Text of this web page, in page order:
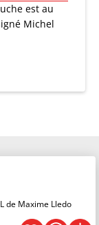
est au
Michel
de Maxime Lledo